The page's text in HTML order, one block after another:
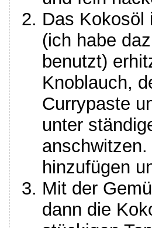
Das Kokosöl
(ich habe
benutzt)
Knoblauch,
Currypaste
unter
hinzufügen
Mit der
dann die